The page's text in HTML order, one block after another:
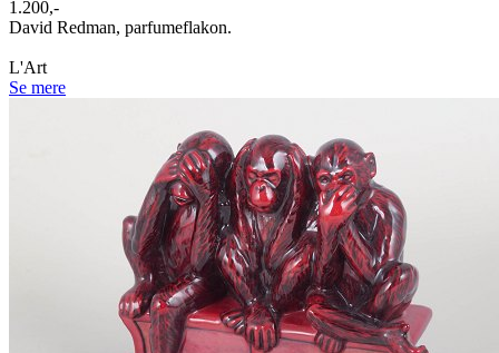
1.200,-
David Redman, parfumeflakon.
L'Art
Se mere